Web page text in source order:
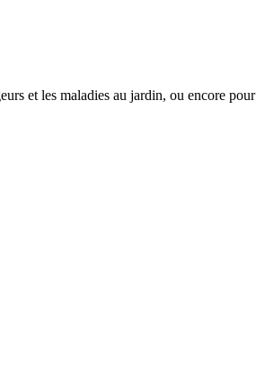
et les maladies au jardin, ou encore